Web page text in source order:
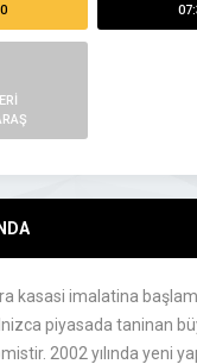
kasasi imalatina
piyasada taninan
2002 yılında yeni